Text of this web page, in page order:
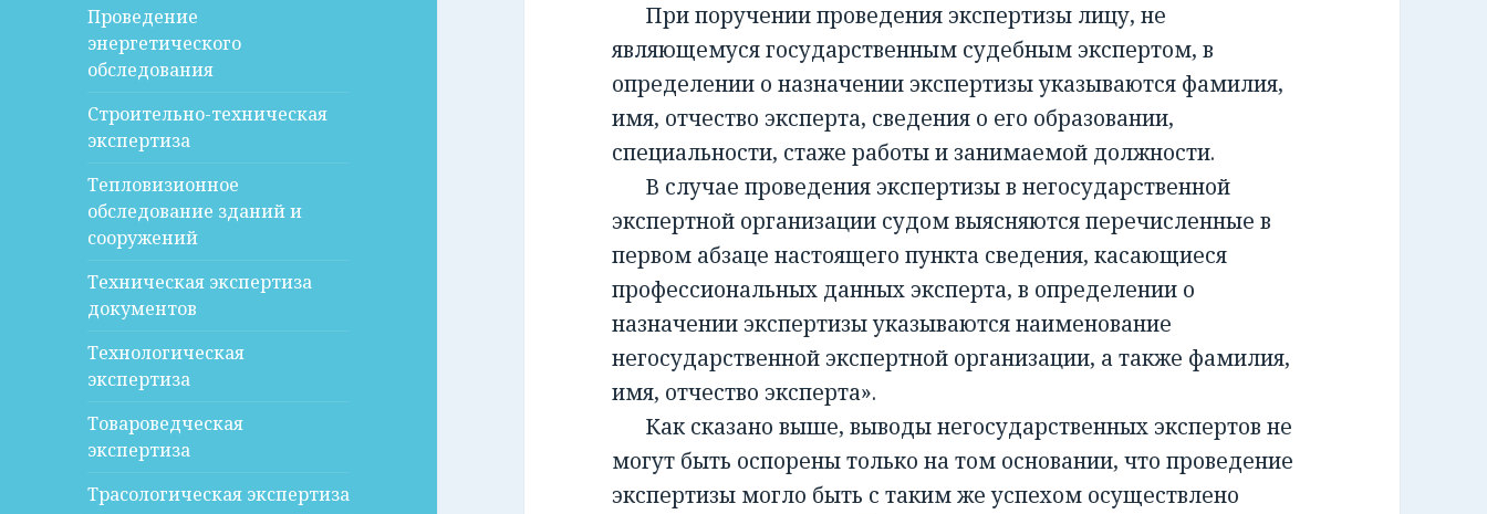
Проведение
энергетического
обследования
Строительно-техническая
экспертиза
Тепловизионное
обследование зданий и
сооружений
Техническая экспертиза
документов
Технологическая
экспертиза
Товароведческая
экспертиза
Трасологическая экспертиза
При поручении проведения экспертизы лицу, не
являющемуся государственным судебным экспертом, в
определении о назначении экспертизы указываются фамилия,
имя, отчество эксперта, сведения о его образовании,
специальности, стаже работы и занимаемой должности.
В случае проведения экспертизы в негосударственной
экспертной организации судом выясняются перечисленные в
первом абзаце настоящего пункта сведения, касающиеся
профессиональных данных эксперта, в определении о
назначении экспертизы указываются наименование
негосударственной экспертной организации, а также фамилия,
имя, отчество эксперта».
Как сказано выше, выводы негосударственных экспертов не
могут быть оспорены только на том основании, что проведение
экспертизы могло быть с таким же успехом осуществлено